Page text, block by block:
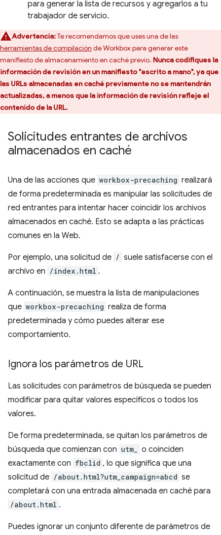
para generar la lista de recursos y agregarlos a tu
trabajador de servicio.
Advertencia:Te recomendamos que uses una de las
herramientas de compilación de Workbox para generar este
manifiesto de almacenamiento en caché previo. Nunca codifiques la
información de revisión en un manifiesto "escrito a mano", ya que
las URLs almacenadas en caché previamente no se mantendrán
actualizadas, a menos que la información de revisión refleje el
contenido de la URL.
Solicitudes entrantes de archivos
almacenados en caché
Una de las acciones que workbox-precaching realizará
de forma predeterminada es manipular las solicitudes de
red entrantes para intentar hacer coincidir los archivos
almacenados en caché. Esto se adapta a las prácticas
comunes en la Web.
Por ejemplo, una solicitud de / suele satisfacerse con el
archivo en /index.html .
A continuación, se muestra la lista de manipulaciones
que workbox-precaching realiza de forma
predeterminada y cómo puedes alterar ese
comportamiento.
Ignora los parámetros de URL
Las solicitudes con parámetros de búsqueda se pueden
modificar para quitar valores específicos o todos los
valores.
De forma predeterminada, se quitan los parámetros de
búsqueda que comienzan con utm_
o coinciden
exactamente con fbclid , lo que significa que una
solicitud de /about.html?utm_campaign=abcd se
completará con una entrada almacenada en caché para
/about.html .
Puedes ignorar un conjunto diferente de parámetros de